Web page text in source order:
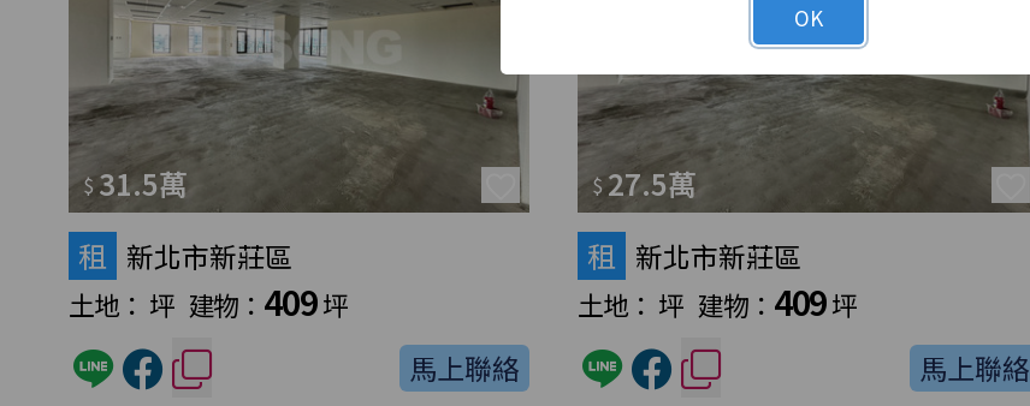
$ 31.5萬
租 新北市新莊區
土地： 坪 建物： 409坪
馬上聯絡
$27.5萬
租 新北市新莊區
土地： 坪 建物： 409坪
馬上聯絡
OK